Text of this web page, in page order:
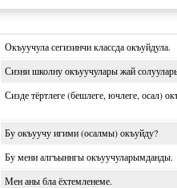
Окъуучула сегизинчи классда окъуйдула.
Сизни школну окъуучулары жай
Сизде тёртлеге (бешлеге, ючлеге, осал)
Бу окъуучу игими (осалмы) окъуйду?
Бу мени алгъыннгы окъуучуларымданды.
Мен аны бла ёхтемленеме.